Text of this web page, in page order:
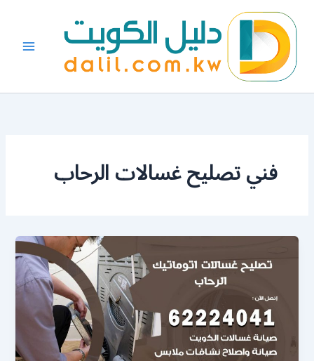
المحتوى
فني تصليح غسالات الرحاب